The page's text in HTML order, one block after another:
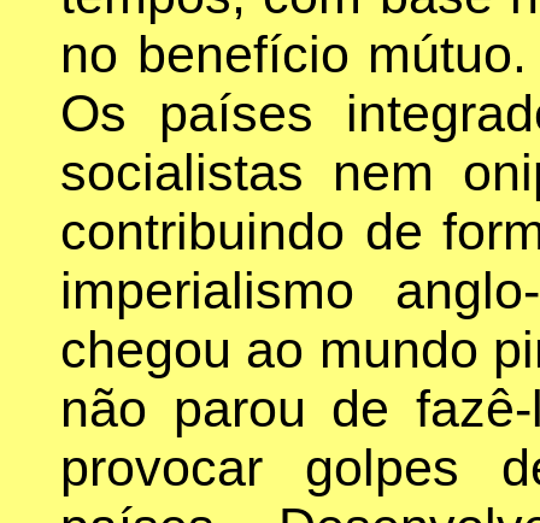
no benefício
Os países
socialistas nem
contribuindo de
imperialismo
chegou ao mundo
não parou de
provocar golpes